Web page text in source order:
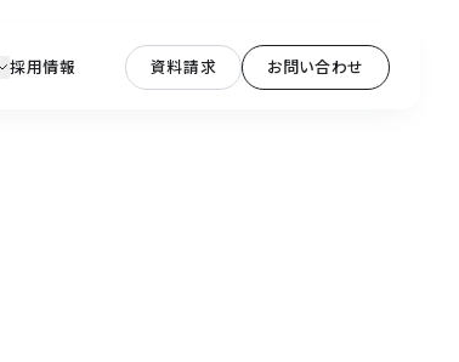
採用情報 資料請求 お問い合わせ